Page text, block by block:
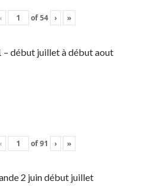
‹ of54 › »
– début juillet à début aout
‹ of91 › »
2 juin début juillet